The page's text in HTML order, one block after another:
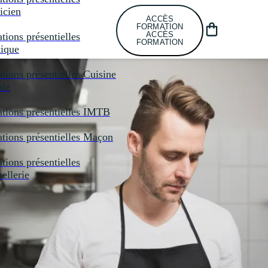
présentielles
présentielles Cuisine
présentielles IMTB
présentielles Maçon
présentielles
ACCÈS
FORMATION
ACCÈS
FORMATION